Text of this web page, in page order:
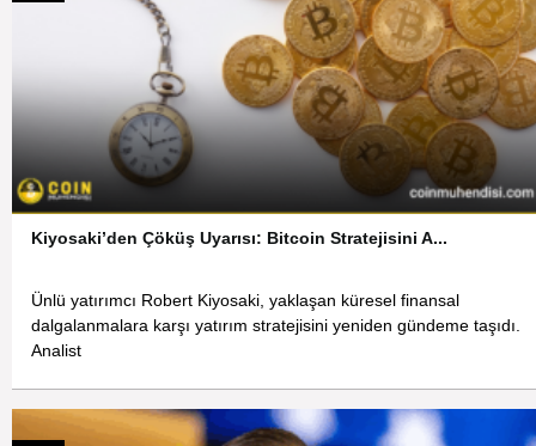
Kiyosaki’den Çöküş Uyarısı: Bitcoin Stratejisini A...
Ünlü yatırımcı Robert Kiyosaki, yaklaşan küresel finansal
dalgalanmalara karşı yatırım stratejisini yeniden gündeme taşıdı.
Analist